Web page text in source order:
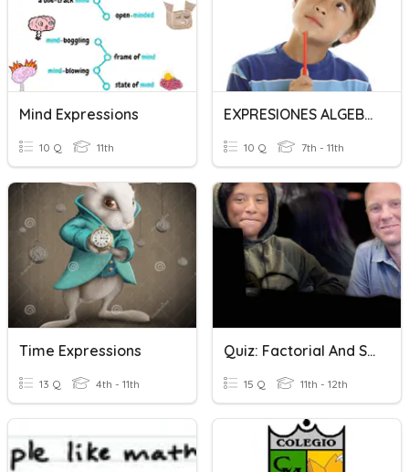
Mind Expressions
10 Q 11th
EXPRESIONES ALGEBRAICAS I
10 Q 7th - 11th
Time Expressions
13 Q 4th - 11th
Quiz: Factorial And Series
15 Q 11th - 12th